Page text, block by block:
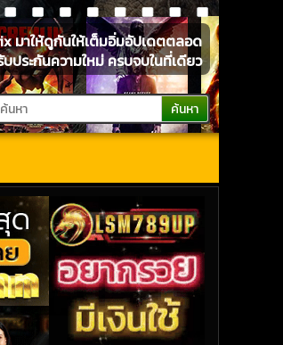
มาให้ดูกันให้เต็มอิ่มอัปเดตตลอด
บประกันความใหม่ ครบจบในที่เดียว
ค้นหา